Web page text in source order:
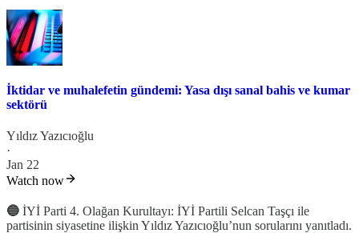
İktidar ve muhalefetin gündemi: Yasa dışı sanal bahis ve kumar
sektörü
Yıldız Yazıcıoğlu
·
Jan 22
Watch now
🔵 İYİ Parti 4. Olağan Kurultayı: İYİ Partili Selcan Taşçı ile
partisinin siyasetine ilişkin Yıldız Yazıcıoğlu’nun sorularını yanıtladı.